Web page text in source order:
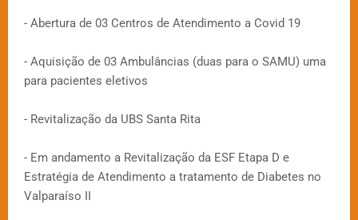
- Abertura de 03 Centros de Atendimento a Covid 19
- Aquisição de 03 Ambulâncias (duas para o SAMU) uma
para pacientes eletivos
- Revitalização da UBS Santa Rita
- Em andamento a Revitalização da ESF Etapa D e
Estratégia de Atendimento a tratamento de Diabetes no
Valparaíso II